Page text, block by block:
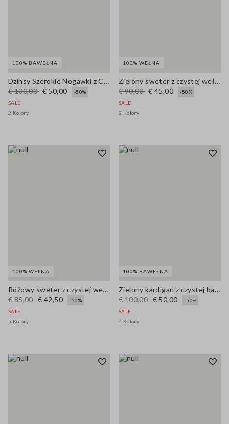
100% BAWEŁNA
Dżinsy Szerokie Nogawki z Czystej Niebieskiej Bawełny Denimowej
€ 100,00 € 50,00
-50%
SALE
2 Kolory
100% WEŁNA
Zielony sweter z czystej wełny o regularnym kroju z kołnierzem polo
€ 90,00 € 45,00
-50%
SALE
2 Kolory
100% WEŁNA
Różowy sweter z czystej wełny oversize
€ 85,00 € 42,50
-50%
SALE
5 Kolory
100% BAWEŁNA
Zielony kardigan z czystej bawełny regular fit z guzikami
€ 100,00 € 50,00
-50%
SALE
4 Kolory